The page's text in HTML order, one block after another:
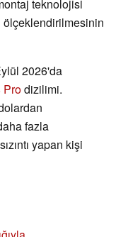
teknolojisi
ölçeklendirilmesinin
2026'da
Prodizilimi.
fazla
yapan kişi